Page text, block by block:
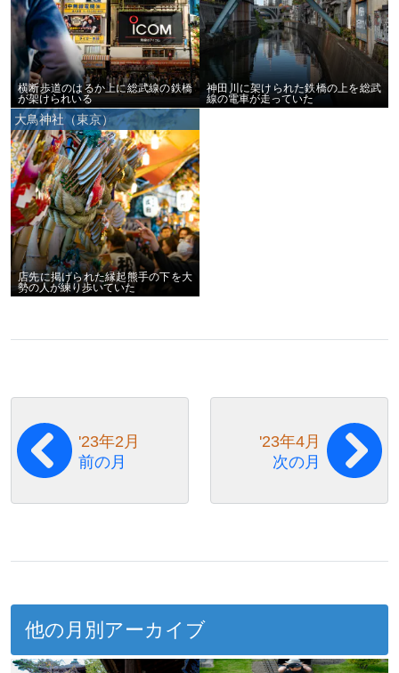
横断歩道のはるか上に総武線の鉄橋
が架けられいる
神田川に架けられた鉄橋の上を総武
線の電車が走っていた
大鳥神社（東京）
店先に掲げられた縁起熊手の下を大
勢の人が練り歩いていた
'23年2月
前の月
'23年4月
次の月
他の月別アーカイブ